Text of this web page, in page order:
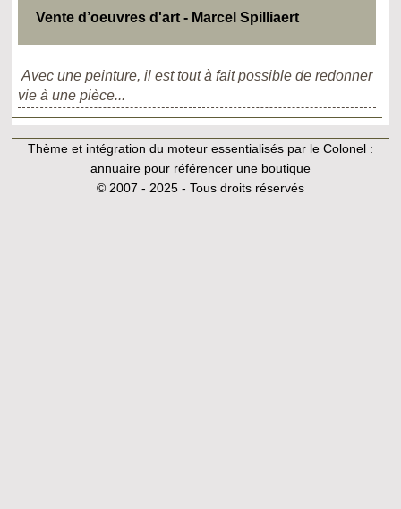
Vente d’oeuvres d'art - Marcel Spilliaert
Avec une peinture, il est tout à fait possible de redonner
vie à une pièce...
Thème et intégration du moteur essentialisés par le Colonel :
annuaire pour référencer une boutique
© 2007 - 2025 - Tous droits réservés